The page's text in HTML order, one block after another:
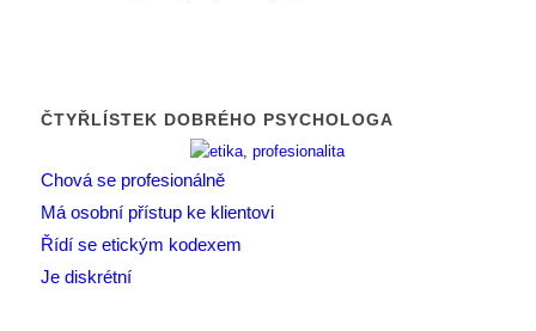
ČTYŘLÍSTEK DOBRÉHO PSYCHOLOGA
Chová se profesionálně
Má osobní přístup ke klientovi
Řídí se etickým kodexem
Je diskrétní